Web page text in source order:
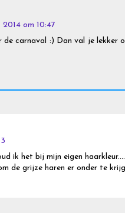
om 10:47
de carnaval :) Dan val je lekker
ik het bij mijn eigen
de grijze haren er onder te